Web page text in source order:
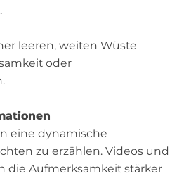
leeren, weiten Wüste
oder
eine dynamische
zu erzählen. Videos und
die Aufmerksamkeit stärker